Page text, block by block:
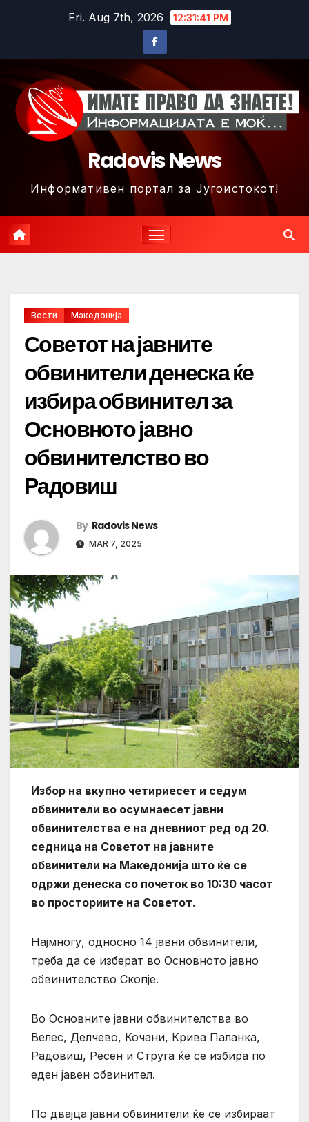
Fri. Aug 7th, 2026 12:31:43 PM
Radovis News
Информативен портал за Југоистокот!
Вести Македонија
Советот на јавните
обвинители денеска ќе
избира обвинител за
Основното јавно
обвинителство во
Радовиш
By Radovis News
MAR 7, 2025
Избор на вкупно четириесет и седум
обвинители во осумнаесет јавни
обвинителства е на дневниот ред од 20.
седница на Советот на јавните
обвинители на Македонија што ќе се
одржи денеска со почеток во 10:30 часот
во просториите на Советот.
Најмногу, односно 14 јавни обвинители,
треба да се изберат во Основното јавно
обвинителство Скопје.
Во Основните јавни обвинителства во
Велес, Делчево, Кочани, Крива Паланка,
Радовиш, Ресен и Струга ќе се избира по
еден јавен обвинител.
По двајца јавни обвинители ќе се избираат